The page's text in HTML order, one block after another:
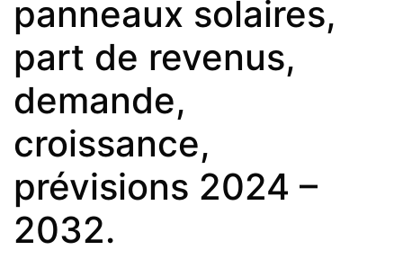
panneaux solaires,
part de revenus,
demande,
croissance,
prévisions 2024 –
2032.